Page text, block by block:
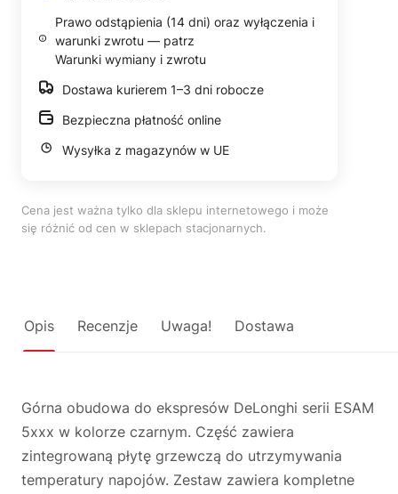
Prawo odstąpienia (14 dni) oraz wyłączenia i
warunki zwrotu — patrz
Warunki wymiany i zwrotu
Dostawa kurierem 1–3 dni robocze
Bezpieczna płatność online
Wysyłka z magazynów w UE
Cena jest ważna tylko dla sklepu internetowego i może
się różnić od cen w sklepach stacjonarnych.
Opis Recenzje Uwaga! Dostawa
Górna obudowa do ekspresów DeLonghi serii ESAM
5xxx w kolorze czarnym. Część zawiera
zintegrowaną płytę grzewczą do utrzymywania
temperatury napojów. Zestaw zawiera kompletne